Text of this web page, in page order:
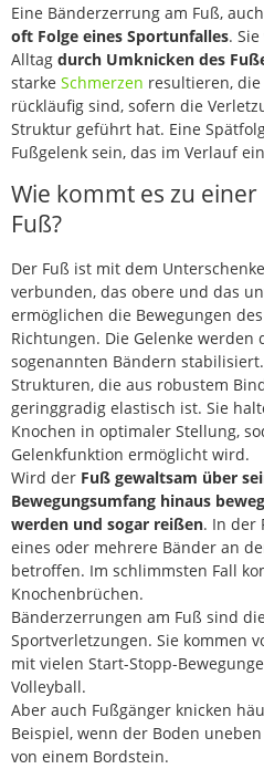
Eine Bänderzerrung am Fuß,
oft Folge eines Sportunfalles.
Alltag durch Umknicken des
starke Schmerzen resultieren,
rückläufig sind, sofern die
Struktur geführt hat. Eine
Fußgelenk sein, das im Verlauf
Wie kommt es zu
Fuß?
Der Fuß ist mit dem
verbunden, das obere und das
ermöglichen die Bewegungen
Richtungen. Die Gelenke werden
sogenannten Bändern
Strukturen, die aus robustem
geringgradig elastisch ist. Sie
Knochen in optimaler Stellung,
Gelenkfunktion ermöglicht wird.
Wird der Fuß gewaltsam über
Bewegungsumfang hinaus
werden und sogar reißen. In der
eines oder mehrere Bänder an
betroffen. Im schlimmsten Fall
Knochenbrüchen.
Bänderzerrungen am Fuß sind
Sportverletzungen. Sie kommen
mit vielen Start-Stopp-
Volleyball.
Aber auch Fußgänger knicken
Beispiel, wenn der Boden
von einem Bordstein.